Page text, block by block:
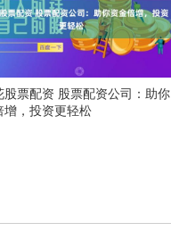
股票配资 股票配资公司：助你
增，投资更轻松